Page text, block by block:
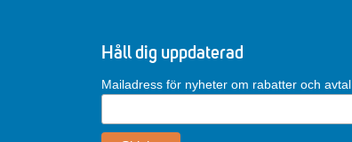
Håll dig uppdaterad
Mailadress för nyheter om rabatter och avtal